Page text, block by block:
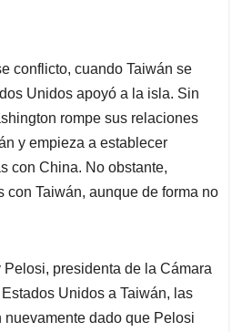
conflicto, cuando Taiwán se
Unidos apoyó a la isla. Sin
rompe sus relaciones
y empieza a establecer
con China. No obstante,
con Taiwán, aunque de forma no
presidenta de la Cámara
Unidos a Taiwán, las
dado que Pelosi